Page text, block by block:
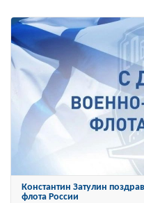
Константин Затулин
Отечеством» IV степени